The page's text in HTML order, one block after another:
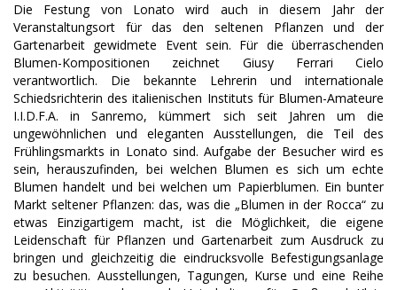
Die Festung von Lonato wird auch in diesem Jahr der
Veranstaltungsort für das den seltenen Pflanzen und der
Gartenarbeit gewidmete Event sein. Für die überraschenden
Blumen-Kompositionen zeichnet Giusy Ferrari Cielo
verantwortlich. Die bekannte Lehrerin und internationale
Schiedsrichterin des italienischen Instituts für Blumen-Amateure
I.I.D.F.A. in Sanremo, kümmert sich seit Jahren um die
ungewöhnlichen und eleganten Ausstellungen, die Teil des
Frühlingsmarkts in Lonato sind. Aufgabe der Besucher wird es
sein, herauszufinden, bei welchen Blumen es sich um echte
Blumen handelt und bei welchen um Papierblumen. Ein bunter
Markt seltener Pflanzen: das, was die „Blumen in der Rocca“ zu
etwas Einzigartigem macht, ist die Möglichkeit, die eigene
Leidenschaft für Pflanzen und Gartenarbeit zum Ausdruck zu
bringen und gleichzeitig die eindrucksvolle Befestigungsanlage
zu besuchen. Ausstellungen, Tagungen, Kurse und eine Reihe